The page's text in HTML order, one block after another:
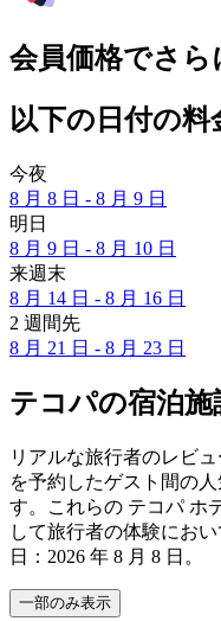
会員価格でさら
以下の日付の料
今夜
8 月 8 日 - 8 月 9 日
明日
8 月 9 日 - 8 月 10 日
来週末
8 月 14 日 - 8 月 16 日
2 週間先
8 月 21 日 - 8 月 23 日
テコパの宿泊施
リアルな旅行者のレビ
を予約したゲスト間の
す。これらの テコパ ホ
して旅行者の体験にお
日： 2026 年 8 月 8 日 。
一部のみ表示